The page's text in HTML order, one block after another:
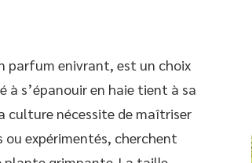
parfum enivrant, est un choix
à s’épanouir en haie tient à sa
culture nécessite de maîtriser
ou expérimentés, cherchent